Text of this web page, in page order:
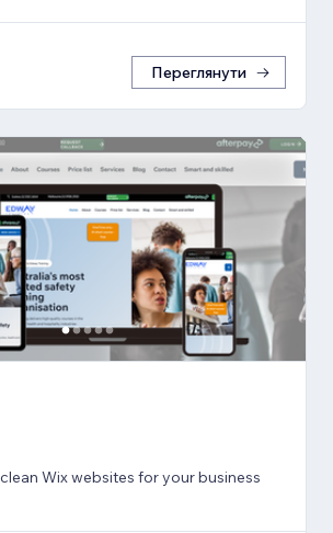
Переглянути
Wix websites for your business